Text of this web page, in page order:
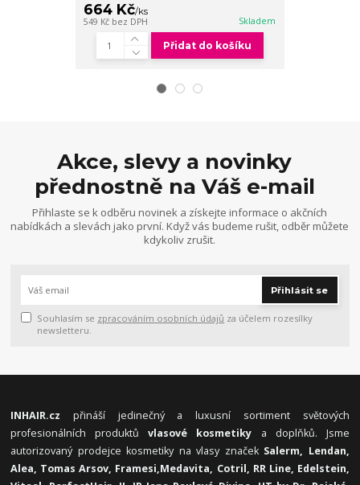
664 Kč/ks
549 Kč bez DPH Skladem
Přidat do košíku
Akce, slevy a novinky
přednostně na Váš e-mail
Přihlaste se k odběru novinek a získejte informace o akčních
nabídkách a slevách jako první. Když vás budeme rušit, odběr můžete
kdykoliv zrušit.
Přihlásit se
Souhlasím se zpracováním osobních údajů za účelem rozesílky
newsletteru.
INHAIR.cz přináší jedinečný a luxusní sortiment světových
profesionálních produktůvlasové kosmetiky a doplňků. Jsme
autorizovaný prodejce kosmetiky na vlasy značek Salerm, Lendan,
Alea, Tomas Arsov, Framesi,Medavita, Cotril, RR Line, Edelstein,